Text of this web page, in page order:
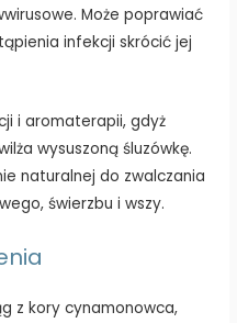
Może poprawiać
infekcji skrócić jej
i aromaterapii, gdyż
wysuszoną śluzówkę.
naturalnej do zwalczania
świerzbu i wszy.
z kory cynamonowca,